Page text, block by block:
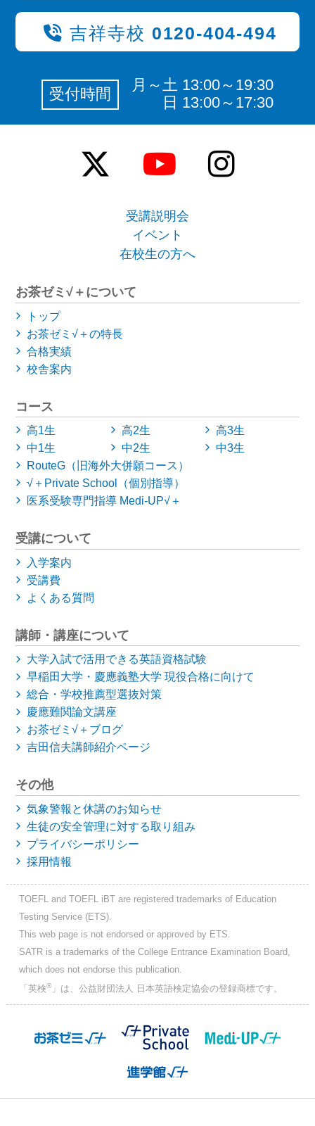
吉祥寺校 0120-404-494
受付時間
月～土 13:00～19:30
日 13:00～17:30
受講説明会
イベント
在校生の方へ
お茶ゼミ√＋について
トップ
お茶ゼミ√＋の特長
合格実績
校舎案内
コース
高1生 高2生
高3生
中1生
中2生
中3生
RouteG（旧海外大併願コース）
√＋Private School（個別指導）
医系受験専門指導 Medi-UP√＋
受講について
入学案内
受講費
よくある質問
講師・講座について
大学入試で活用できる英語資格試験
早稲田大学・慶應義塾大学現役合格に向けて
総合・学校推薦型選抜対策
慶應難関論文講座
お茶ゼミ√＋ブログ
吉田信夫講師紹介ページ
その他
気象警報と休講のお知らせ
生徒の安全管理に対する取り組み
プライバシーポリシー
採用情報
TOEFL and TOEFL iBT are registered trademarks of Education
Testing Service (ETS).
This web page is not endorsed or approved by ETS.
SATR is a trademarks of the College Entrance Examination Board,
which does not endorse this publication.
「英検®」は、公益財団法人 日本英語検定協会の登録商標です。